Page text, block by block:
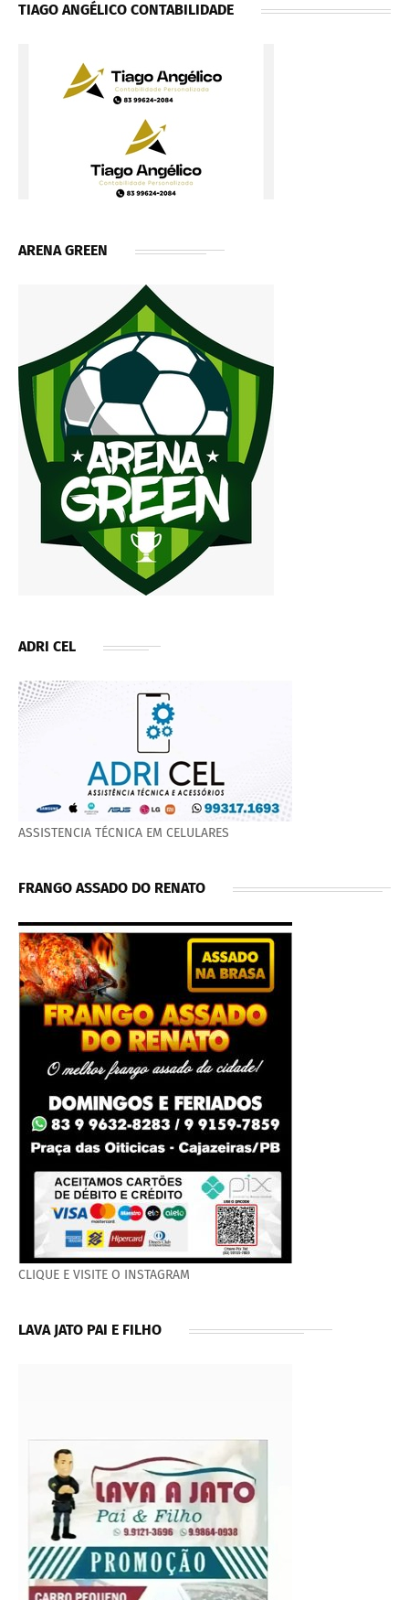
TIAGO ANGÉLICO CONTABILIDADE
ARENA GREEN
ADRI CEL
ASSISTENCIA TÉCNICA EM CELULARES
FRANGO ASSADO DO RENATO
CLIQUE E VISITE O INSTAGRAM
LAVA JATO PAI E FILHO